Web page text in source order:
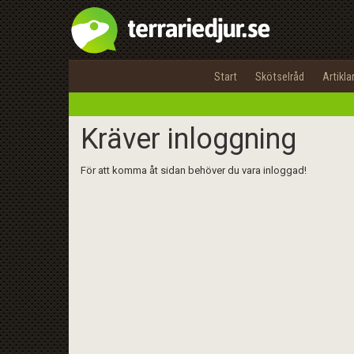
Start Skötselråd Artiklar
Kräver inloggning
För att komma åt sidan behöver du vara inloggad!